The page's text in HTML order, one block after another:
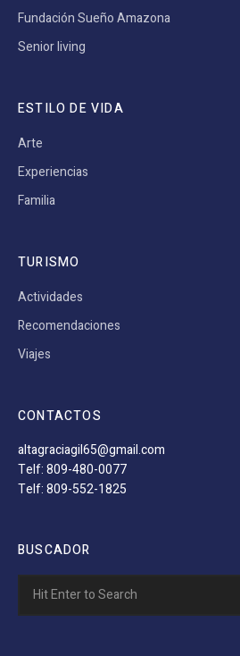
Fundación Sueño Amazona
Senior living
ESTILO DE VIDA
Arte
Experiencias
Familia
TURISMO
Actividades
Recomendaciones
Viajes
CONTACTOS
altagraciagil65@gmail.com
Telf: 809-480-0077
Telf: 809-552-1825
BUSCADOR
for: